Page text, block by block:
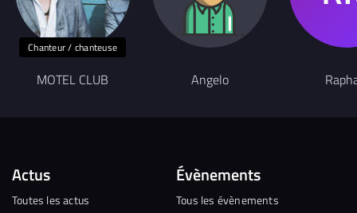
Chanteur / chanteuse
MOTEL CLUB Angelo
Actus
Toutes les actus
Évènements
Tous les évènements